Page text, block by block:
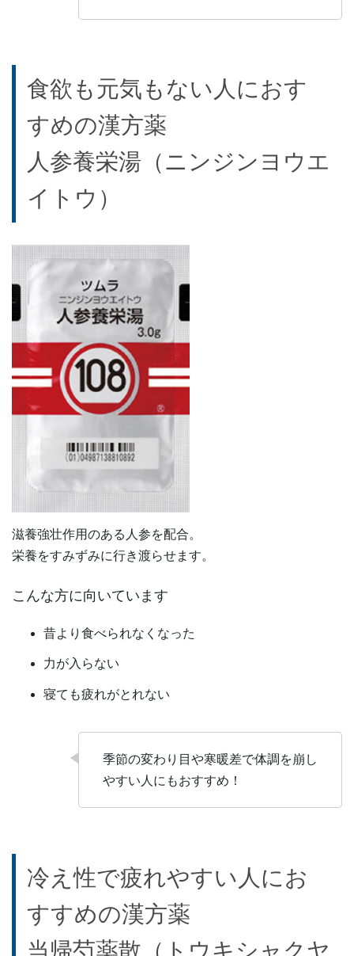
食欲も元気もない人におす
すめの漢方薬
人参養栄湯（ニンジンヨウエ
イトウ）
滋養強壮作用のある人参を配合。
栄養をすみずみに行き渡らせます。
こんな方に向いています
昔より食べられなくなった
力が入らない
寝ても疲れがとれない
季節の変わり目や寒暖差で体調を崩し
やすい人にもおすすめ！
冷え性で疲れやすい人にお
すすめの漢方薬
当帰芍薬散（トウキシャクヤ